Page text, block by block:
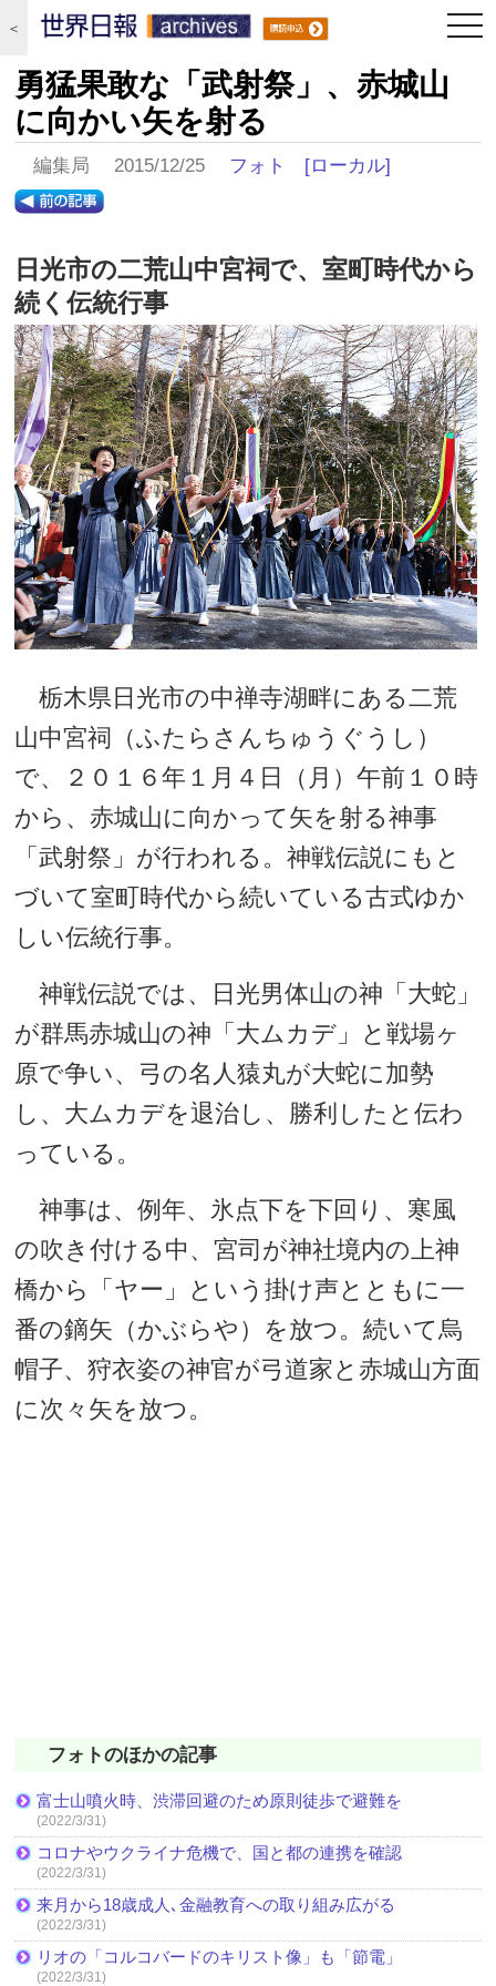
＜
勇猛果敢な「武射祭」、赤城山
に向かい矢を射る
編集局 2015/12/25 フォト [ローカル]
日光市の二荒山中宮祠で、室町時代から
続く伝統行事
栃木県日光市の中禅寺湖畔にある二荒
山中宮祠（ふたらさんちゅうぐうし）
で、２０１６年１月４日（月）午前１０時
から、赤城山に向かって矢を射る神事
「武射祭」が行われる。神戦伝説にもと
づいて室町時代から続いている古式ゆか
しい伝統行事。
神戦伝説では、日光男体山の神「大蛇」
が群馬赤城山の神「大ムカデ」と戦場ヶ
原で争い、弓の名人猿丸が大蛇に加勢
し、大ムカデを退治し、勝利したと伝わ
っている。
神事は、例年、氷点下を下回り、寒風
の吹き付ける中、宮司が神社境内の上神
橋から「ヤー」という掛け声とともに一
番の鏑矢（かぶらや）を放つ。続いて烏
帽子、狩衣姿の神官が弓道家と赤城山方面
に次々矢を放つ。
フォトのほかの記事
富士山噴火時、渋滞回避のため原則徒歩で避難を
(2022/3/31)
コロナやウクライナ危機で、国と都の連携を確認
(2022/3/31)
来月から18歳成人､金融教育への取り組み広がる
(2022/3/31)
リオの「コルコバードのキリスト像」も「節電」
(2022/3/31)